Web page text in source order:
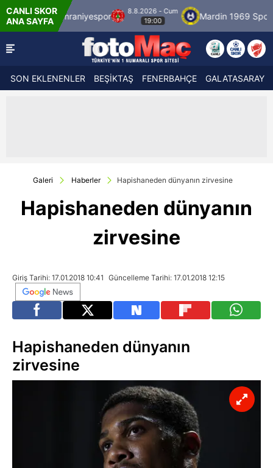
CANLI SKOR
ANA SAYFA
8.8.2026 - Cum
19:00
Mardin 1969 Spor Özbelsan
SON EKLENENLER BEŞİKTAŞ FENERBAHÇE GALATASARAY
Galeri Haberler Hapishaneden dünyanın zirvesine
Hapishaneden dünyanın
zirvesine
Giriş Tarihi: 17.01.2018 10:41 Güncelleme Tarihi: 17.01.2018 12:15
Hapishaneden dünyanın
zirvesine